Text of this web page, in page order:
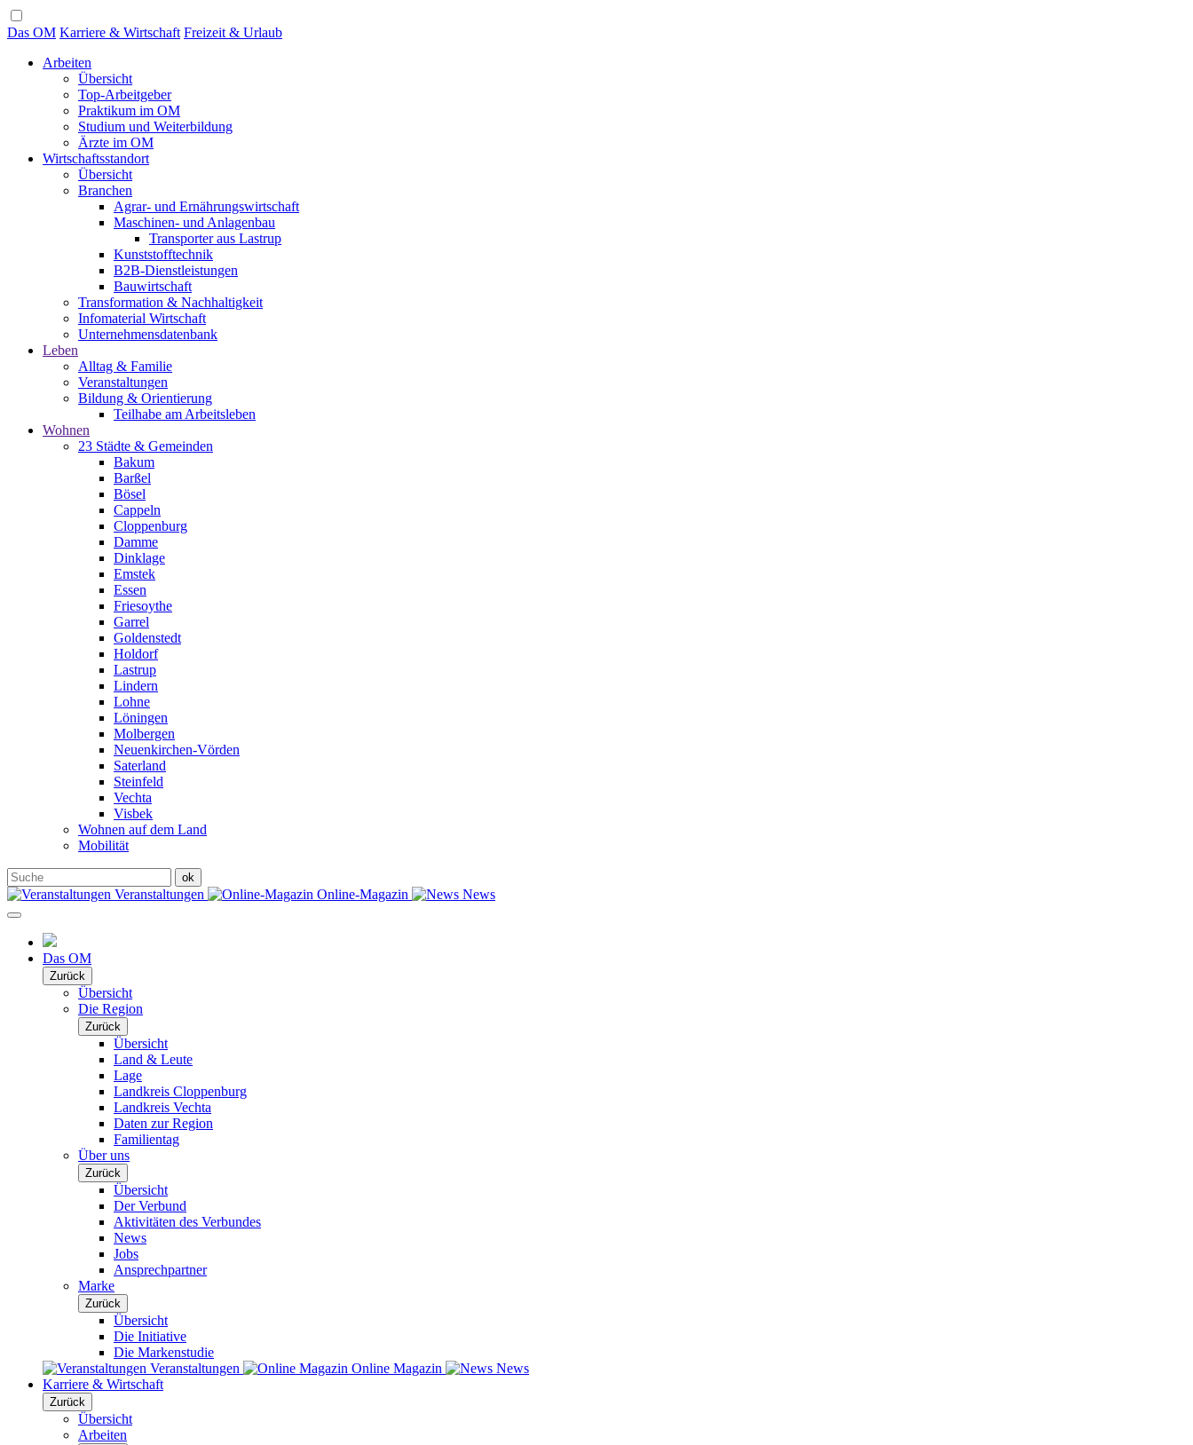
Das OM Karriere & Wirtschaft Freizeit & Urlaub
Arbeiten
Übersicht
Top-Arbeitgeber
Praktikum im OM
Studium und Weiterbildung
Ärzte im OM
Wirtschaftsstandort
Übersicht
Branchen
Agrar- und Ernährungswirtschaft
Maschinen- und Anlagenbau
Transporter aus Lastrup
Kunststofftechnik
B2B-Dienstleistungen
Bauwirtschaft
Transformation & Nachhaltigkeit
Infomaterial Wirtschaft
Unternehmensdatenbank
Leben
Alltag & Familie
Veranstaltungen
Bildung & Orientierung
Teilhabe am Arbeitsleben
Wohnen
23 Städte & Gemeinden
Bakum
Barßel
Bösel
Cappeln
Cloppenburg
Damme
Dinklage
Emstek
Essen
Friesoythe
Garrel
Goldenstedt
Holdorf
Lastrup
Lindern
Lohne
Löningen
Molbergen
Neuenkirchen-Vörden
Saterland
Steinfeld
Vechta
Visbek
Wohnen auf dem Land
Mobilität
Veranstaltungen Online-Magazin News
Das OM
Zurück
Übersicht
Die Region
Zurück
Übersicht
Land & Leute
Lage
Landkreis Cloppenburg
Landkreis Vechta
Daten zur Region
Familientag
Über uns
Zurück
Übersicht
Der Verbund
Aktivitäten des Verbundes
News
Jobs
Ansprechpartner
Marke
Zurück
Übersicht
Die Initiative
Die Markenstudie
Veranstaltungen
Online Magazin
News
Karriere & Wirtschaft
Zurück
Übersicht
Arbeiten